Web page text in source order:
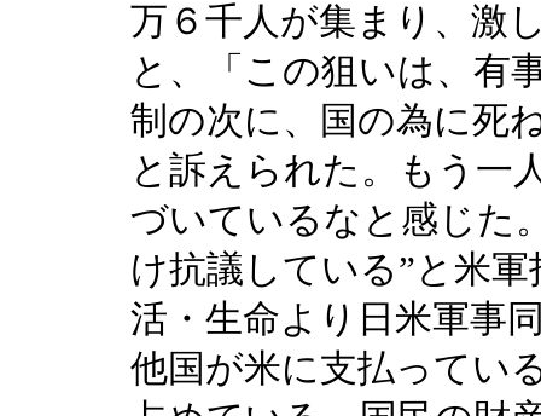
万６千人が集まり、激
と、「この狙いは、有
制の次に、国の為に死
と訴えられた。もう一
づいているなと感じた
け抗議している”と米
活・生命より日米軍事
他国が米に支払ってい